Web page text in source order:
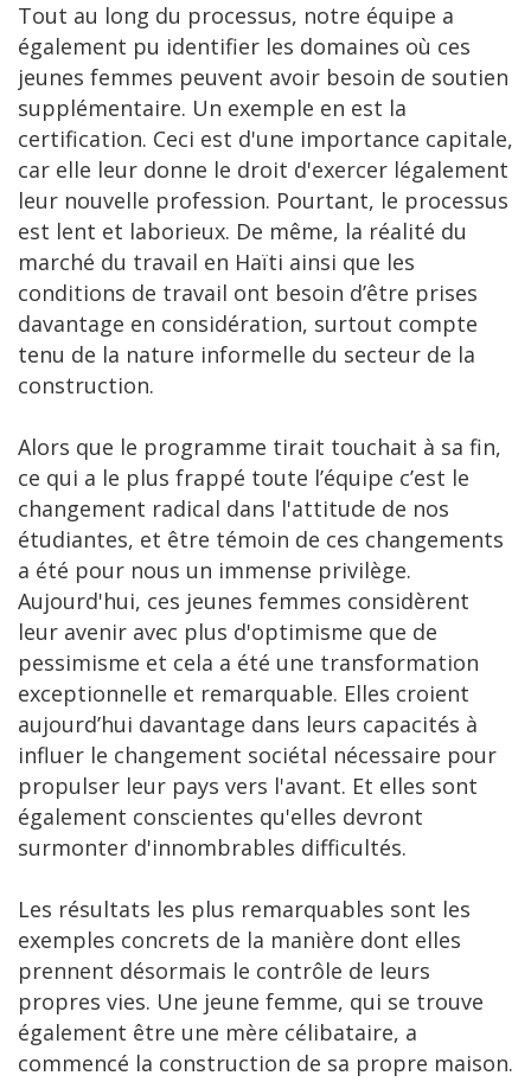
Tout au long du processus, notre équipe a
également pu identifier les domaines où ces
jeunes femmes peuvent avoir besoin de soutien
supplémentaire. Un exemple en est la
certification. Ceci est d'une importance capitale,
car elle leur donne le droit d'exercer légalement
leur nouvelle profession. Pourtant, le processus
est lent et laborieux. De même, la réalité du
marché du travail en Haïti ainsi que les
conditions de travail ont besoin d’être prises
davantage en considération, surtout compte
tenu de la nature informelle du secteur de la
construction.
Alors que le programme tirait touchait à sa fin,
ce qui a le plus frappé toute l’équipe c’est le
changement radical dans l'attitude de nos
étudiantes, et être témoin de ces changements
a été pour nous un immense privilège.
Aujourd'hui, ces jeunes femmes considèrent
leur avenir avec plus d'optimisme que de
pessimisme et cela a été une transformation
exceptionnelle et remarquable. Elles croient
aujourd’hui davantage dans leurs capacités à
influer le changement sociétal nécessaire pour
propulser leur pays vers l'avant. Et elles sont
également conscientes qu'elles devront
surmonter d'innombrables difficultés.
Les résultats les plus remarquables sont les
exemples concrets de la manière dont elles
prennent désormais le contrôle de leurs
propres vies. Une jeune femme, qui se trouve
également être une mère célibataire, a
commencé la construction de sa propre maison.